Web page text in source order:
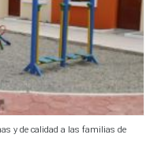
y de calidad a las familias de